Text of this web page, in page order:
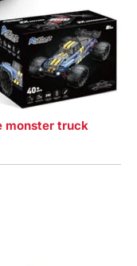
monster truck